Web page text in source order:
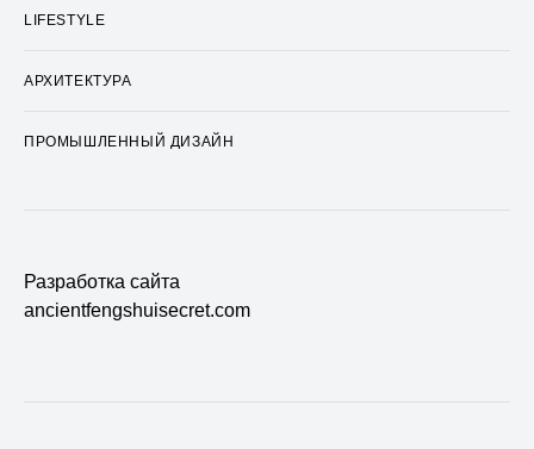
LIFESTYLE
АРХИТЕКТУРА
ПРОМЫШЛЕННЫЙ ДИЗАЙН
Разработка сайта
ancientfengshuisecret.com